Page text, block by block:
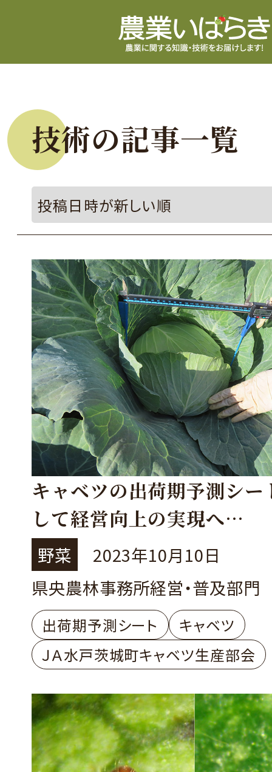
技術の記事一覧
キャベツの出荷期予測シー
して経営向上の実現へ
茨城町 JA水戸茨城町キャ
部会
野菜
2023年10月10日
県央農林事務所経営・普及部門
出荷期予測シート
キャベツ
ＪＡ水戸茨城町キャベツ生産部会